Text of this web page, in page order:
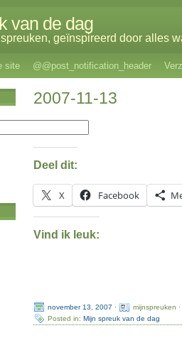
van de dag
geïnspireerd door alles
site @@post_notification_header
2007-11-13
Deel dit:
X Facebook
Vind ik leuk:
november 13, 2007 · mijnspreuken
Posted in:Mijn spreuk van de dag